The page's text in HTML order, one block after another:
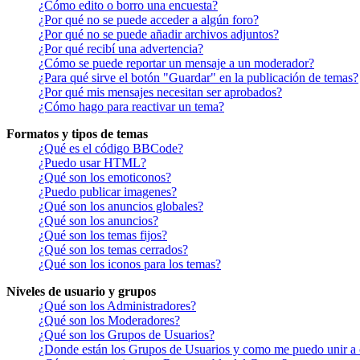
¿Cómo edito o borro una encuesta?
¿Por qué no se puede acceder a algún foro?
¿Por qué no se puede añadir archivos adjuntos?
¿Por qué recibí una advertencia?
¿Cómo se puede reportar un mensaje a un moderador?
¿Para qué sirve el botón "Guardar" en la publicación de temas?
¿Por qué mis mensajes necesitan ser aprobados?
¿Cómo hago para reactivar un tema?
Formatos y tipos de temas
¿Qué es el código BBCode?
¿Puedo usar HTML?
¿Qué son los emoticonos?
¿Puedo publicar imagenes?
¿Qué son los anuncios globales?
¿Qué son los anuncios?
¿Qué son los temas fijos?
¿Qué son los temas cerrados?
¿Qué son los iconos para los temas?
Niveles de usuario y grupos
¿Qué son los Administradores?
¿Qué son los Moderadores?
¿Qué son los Grupos de Usuarios?
¿Donde están los Grupos de Usuarios y como me puedo unir a